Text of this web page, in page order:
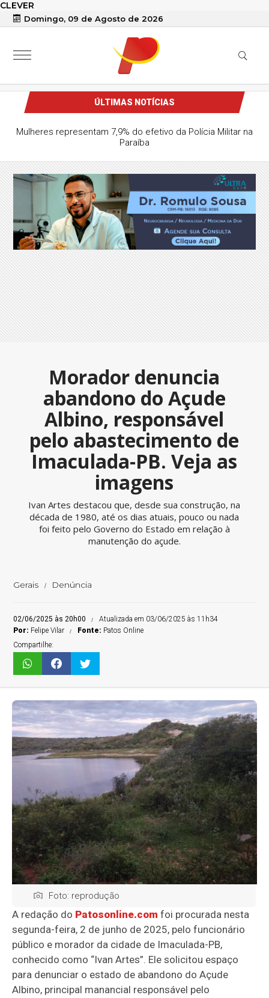
CLEVER
Domingo, 09 de Agosto de 2026
ÚLTIMAS NOTÍCIAS
Mulheres representam 7,9% do efetivo da Polícia Militar na
Paraíba
Morador denuncia
abandono do Açude
Albino, responsável
pelo abastecimento de
Imaculada-PB. Veja as
imagens
Ivan Artes destacou que, desde sua construção, na
década de 1980, até os dias atuais, pouco ou nada
foi feito pelo Governo do Estado em relação à
manutenção do açude.
Gerais Denúncia
02/06/2025 às 20h00
Atualizada em 03/06/2025 às 11h34
Por: Felipe Vilar Fonte: Patos Online
Compartilhe:
Foto: reprodução
A redação do Patosonline.com foi procurada nesta
segunda-feira, 2 de junho de 2025, pelo funcionário
público e morador da cidade de Imaculada-PB,
conhecido como “Ivan Artes”. Ele solicitou espaço
para denunciar o estado de abandono do Açude
Albino, principal manancial responsável pelo